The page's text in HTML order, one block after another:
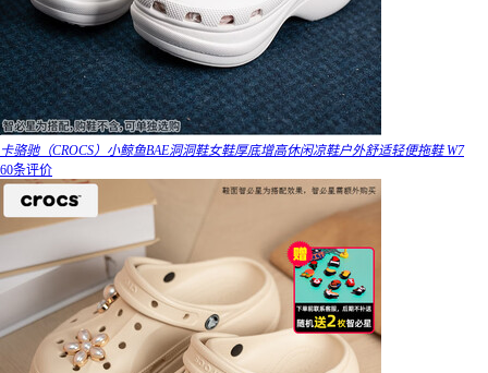
卡骆驰（CROCS）小鲸鱼BAE洞洞鞋女鞋厚底增高休闲凉鞋户外舒适轻便拖鞋 W7
60条评价